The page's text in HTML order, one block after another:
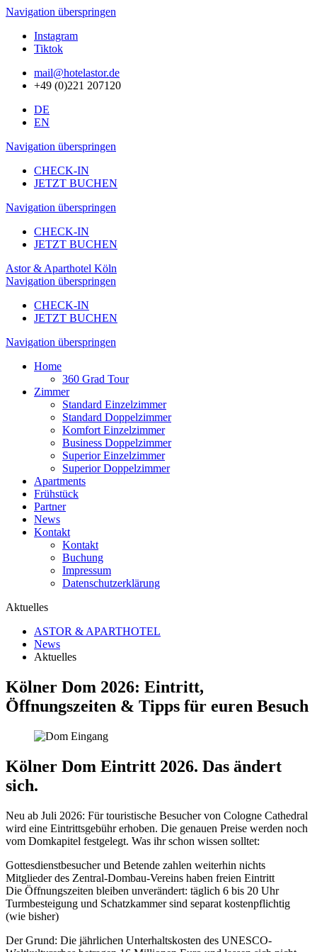
Navigation überspringen
Instagram
Tiktok
mail@hotelastor.de
+49 (0)221 207120
DE
EN
Navigation überspringen
CHECK-IN
JETZT BUCHEN
Navigation überspringen
CHECK-IN
JETZT BUCHEN
Astor & Aparthotel Köln
Navigation überspringen
CHECK-IN
JETZT BUCHEN
Navigation überspringen
Home
360 Grad Tour
Zimmer
Standard Einzelzimmer
Standard Doppelzimmer
Komfort Einzelzimmer
Business Doppelzimmer
Superior Einzelzimmer
Superior Doppelzimmer
Apartments
Frühstück
Partner
News
Kontakt
Kontakt
Buchung
Impressum
Datenschutzerklärung
Aktuelles
ASTOR & APARTHOTEL
News
Aktuelles
Kölner Dom 2026: Eintritt,
Öffnungszeiten & Tipps für euren Besuch
Kölner Dom Eintritt 2026. Das ändert
sich.
Neu ab Juli 2026: Für touristische Besucher von Cologne Cathedral
wird eine Eintrittsgebühr erhoben. Die genauen Preise werden noch
vom Domkapitel festgelegt. Was ihr schon wissen solltet:
Gottesdienstbesucher und Betende zahlen weiterhin nichts
Mitglieder des Zentral-Dombau-Vereins haben freien Eintritt
Die Öffnungszeiten bleiben unverändert: täglich 6 bis 20 Uhr
Turmbesteigung und Schatzkammer sind separat kostenpflichtig
(wie bisher)
Der Grund: Die jährlichen Unterhaltskosten des UNESCO-